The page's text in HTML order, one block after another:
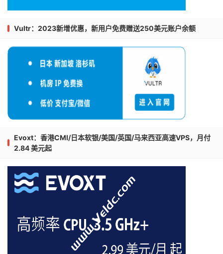
Vultr：2023新增优惠，新用户免费赠送250美元账户余额
Evoxt：香港CMI/日本软银/美国/英国/马来西亚高速VPS，月付
2.84 美元起